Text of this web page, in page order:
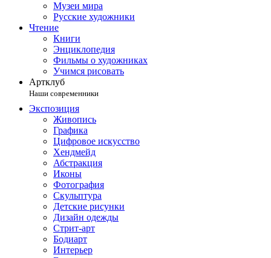
Музеи мира
Русские художники
Чтение
Книги
Энциклопедия
Фильмы о художниках
Учимся рисовать
Артклуб
Наши современники
Экспозиция
Живопись
Графика
Цифровое искусство
Хендмейд
Абстракция
Иконы
Фотография
Скульптура
Детские рисунки
Дизайн одежды
Стрит-арт
Бодиарт
Интерьер